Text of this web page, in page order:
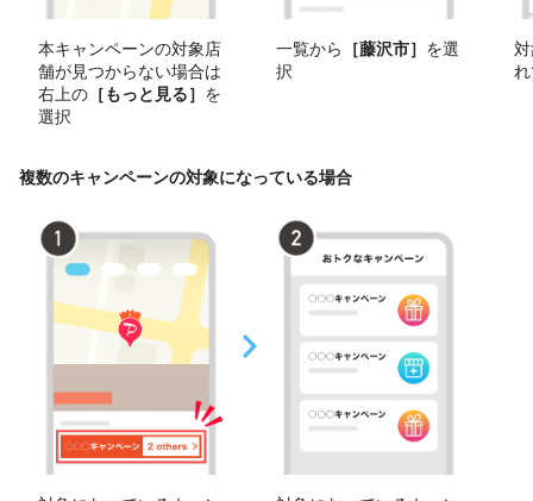
本キャンペーンの対象店
舗が見つからない場合は
右上の ［もっと見る］ を
選択
一覧から ［藤沢市］ を選
択
複数のキャンペーンの対象になっている場合